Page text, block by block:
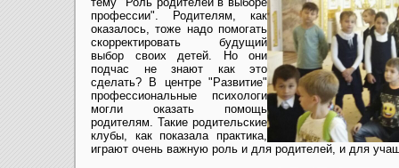
профессии". Родителям, как
оказалось, тоже надо помогать
скорректировать будущий
выбор своих детей. Но они
подчас не знают как это
сделать? В центре "Развитие"
профессиональные психологи
могли оказать помощь
родителям. Такие родительские
клубы, как показала практика,
играют очень важную роль и для родителей, и для